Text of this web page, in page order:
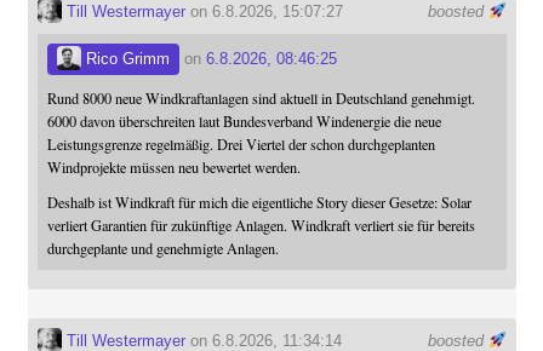
boosted
Till Westermayeron 6.8.2026, 15:07:27
Rico Grimm on 6.8.2026, 08:46:25
Rund 8000 neue Windkraftanlagen sind aktuell in Deutschland genehmigt.
6000 davon überschreiten laut Bundesverband Windenergie die neue
Leistungsgrenze regelmäßig. Drei Viertel der schon durchgeplanten
Windprojekte müssen neu bewertet werden.
Deshalb ist Windkraft für mich die eigentliche Story dieser Gesetze: Solar
verliert Garantien für zukünftige Anlagen. Windkraft verliert sie für bereits
durchgeplante und genehmigte Anlagen.
boosted
Till Westermayeron 6.8.2026, 11:34:14